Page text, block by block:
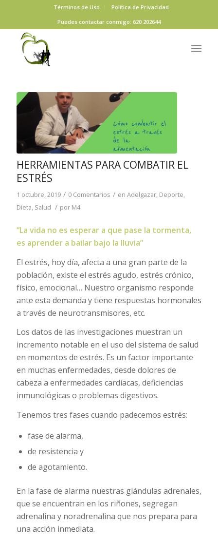
Términos de Uso
Política de Privacidad
Puedes contactar conmigo: 620 202644
HERRAMIENTAS PARA COMBATIR EL
ESTRÉS
1 octubre, 2019 / 0 Comentarios / en Adelgazar, Deporte,
Dieta, Salud / por M4
“La vida no es esperar a que pase la tormenta,
es aprender a bailar bajo la lluvia”
El estrés, hoy día, afecta a una gran parte de la
población, existe el estrés agudo, estrés crónico,
físico, emocional… Nuestro organismo responde
ante esta demanda y tiene respuestas hormonales
a través de neurotransmisores, etc.
Los datos de las investigaciones muestran un
incremento notable en el uso del sistema de salud
en momentos de estrés. Es un factor importante
en muchas enfermedades, desde dolores de
cabeza a enfermedades cardiacas, deficiencias
inmunológicas o problemas digestivos.
Tenemos tres fases cuando padecemos estrés:
fase de alarma,
de resistencia y
de agotamiento.
En la fase de alarma nuestras glándulas adrenales,
que se encuentran en los riñones, segregan
adrenalina y noradrenalina que nos prepara para
una acción inmediata.